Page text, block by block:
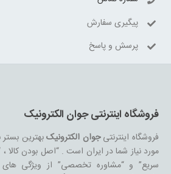
پیگیری سفارش
پرسش و پاسخ
فروشگاه اینترنتی جوان الکترونیک
فروشگاه اینترنتیجوان الکترونیکبهترین بستر
مورد نیاز شما در ایران است . “اصل بودن کالا ،
سریع” و “مشاوره تخصصی” از ویژگی